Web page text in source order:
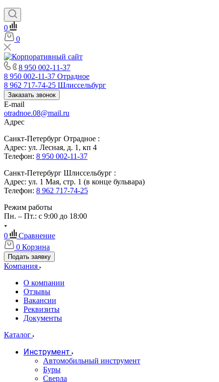
0
0
8 950 002-11-37
8 950 002-11-37 Отрадное
8 962 717-74-25 Шлиссельбург
Заказать звонок
E-mail
otradnoe.08@mail.ru
Адрес
Санкт-Петербург Отрадное :
Адрес: ул. Лесная, д. 1, кп 4
Телефон: 8 950 002-11-37
Санкт-Петербург Шлиссельбург :
Адрес: ул. 1 Мая, стр. 1 (в конце бульвара)
Телефон: 8 962 717-74-25
Режим работы
Пн. – Пт.: с 9:00 до 18:00
0
Сравнение
0 Корзина
Подать заявку
Компания
О компании
Отзывы
Вакансии
Реквизиты
Документы
Каталог
Инструмент
Автомобильный инструмент
Буры
Сверла